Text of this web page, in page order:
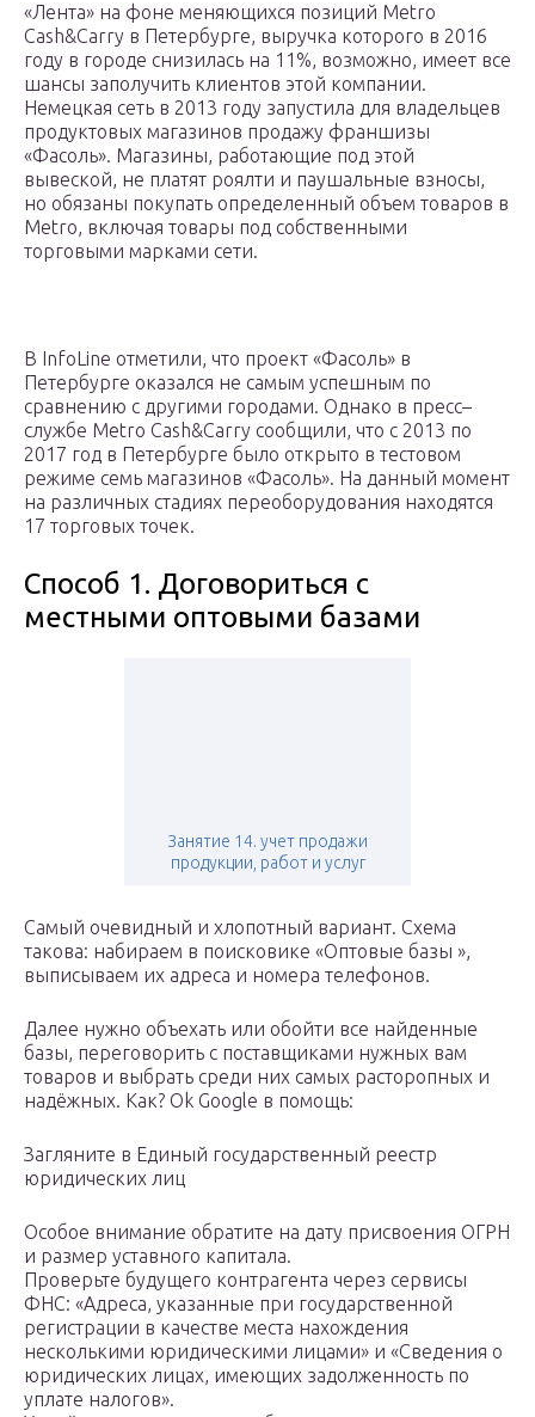
«Лента» на фоне меняющихся позиций Metro
Cash&Carry в Петербурге, выручка которого в 2016
году в городе снизилась на 11%, возможно, имеет все
шансы заполучить клиентов этой компании.
Немецкая сеть в 2013 году запустила для владельцев
продуктовых магазинов продажу франшизы
«Фасоль». Магазины, работающие под этой
вывеской, не платят роялти и паушальные взносы,
но обязаны покупать определенный объем товаров в
Metro, включая товары под собственными
торговыми марками сети.
В InfoLine отметили, что проект «Фасоль» в
Петербурге оказался не самым успешным по
сравнению с другими городами. Однако в пресс–
службе Metro Cash&Carry сообщили, что с 2013 по
2017 год в Петербурге было открыто в тестовом
режиме семь магазинов «Фасоль». На данный момент
на различных стадиях переоборудования находятся
17 торговых точек.
Способ 1. Договориться с
местными оптовыми базами
Занятие 14. учет продажи
продукции, работ и услуг
Самый очевидный и хлопотный вариант. Схема
такова: набираем в поисковике «Оптовые базы »,
выписываем их адреса и номера телефонов.
Далее нужно объехать или обойти все найденные
базы, переговорить с поставщиками нужных вам
товаров и выбрать среди них самых расторопных и
надёжных. Как? Ok Google в помощь:
Загляните в Единый государственный реестр
юридических лиц
Особое внимание обратите на дату присвоения ОГРН
и размер уставного капитала.
Проверьте будущего контрагента через сервисы
ФНС: «Адреса, указанные при государственной
регистрации в качестве места нахождения
несколькими юридическими лицами» и «Сведения о
юридических лицах, имеющих задолженность по
уплате налогов».